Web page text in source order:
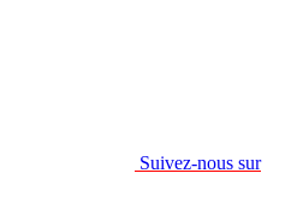
Suivez-nous sur